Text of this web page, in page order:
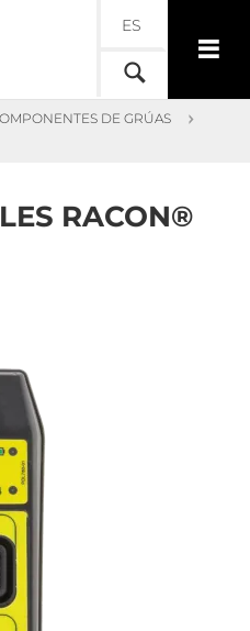
ES
DE GRÚAS
RACON®